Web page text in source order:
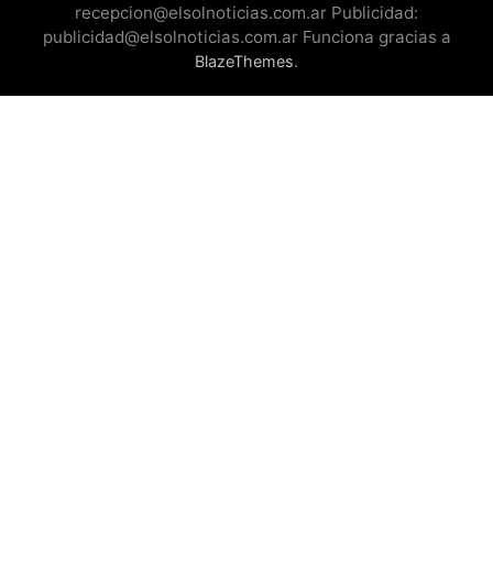
recepcion@elsolnoticias.com.ar Publicidad:
publicidad@elsolnoticias.com.ar Funciona gracias a
BlazeThemes.